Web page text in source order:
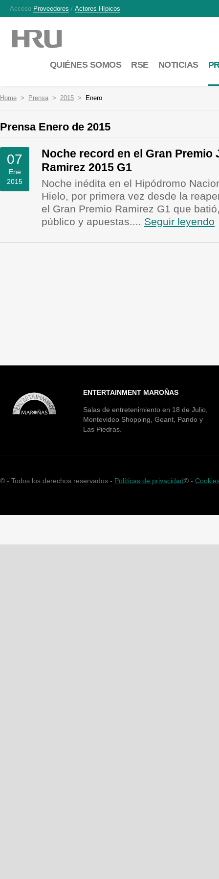
Acceso Proveedores / Actores Hípicos
QUIÉNES SOMOS RSE NOTICIAS
Home Prensa 2015 Enero
Prensa Enero de 2015
07
Ene
2015
Noche record en el Gran Premio
Ramirez 2015 G1
Noche inédita en el Hipódromo
Hielo, por primera vez desde la
el Gran Premio Ramirez G1 que
público y apuestas.... Seguir leyendo
ENTERTAINMENT MAROÑAS
Salas de entretenimiento en 18 de Julio,
Montevideo Shopping, Geant, Pando y
Las Piedras.
© - Todos los derechos reservados - Políticas de privacidad© -